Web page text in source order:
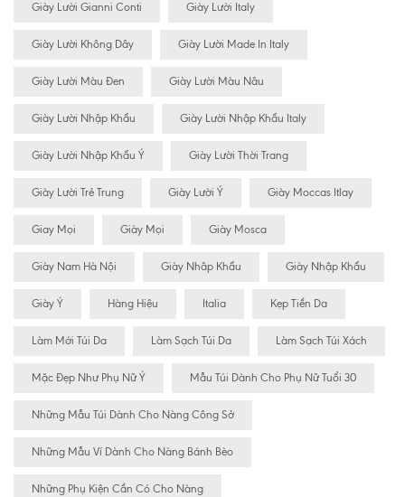
Giày Lười Gianni Conti Giày Lười Italy
Giày Lười Không Dây Giày Lười Made In Italy
Giày Lười Màu Đen Giày Lười Màu Nâu
Giày Lười Nhập Khẩu Giày Lười Nhập Khẩu Italy
Giày Lười Nhập Khẩu Ý Giày Lười Thời Trang
Giày Lười Trẻ Trung Giày Lười Ý Giày Moccas Itlay
Giay Mọi Giày Mọi Giày Mosca
Giày Nam Hà Nội Giày Nhâp Khẩu Giày Nhập Khẩu
Giày Ý Hàng Hiệu Italia Kẹp Tiền Da
Làm Mới Túi Da Làm Sạch Túi Da Làm Sạch Túi Xách
Mặc Đẹp Như Phụ Nữ Ý Mẫu Túi Dành Cho Phụ Nữ Tuổi 30
Những Mẫu Túi Dành Cho Nàng Công Sở
Những Mẫu Ví Dành Cho Nàng Bánh Bèo
Những Phụ Kiện Cần Có Cho Nàng